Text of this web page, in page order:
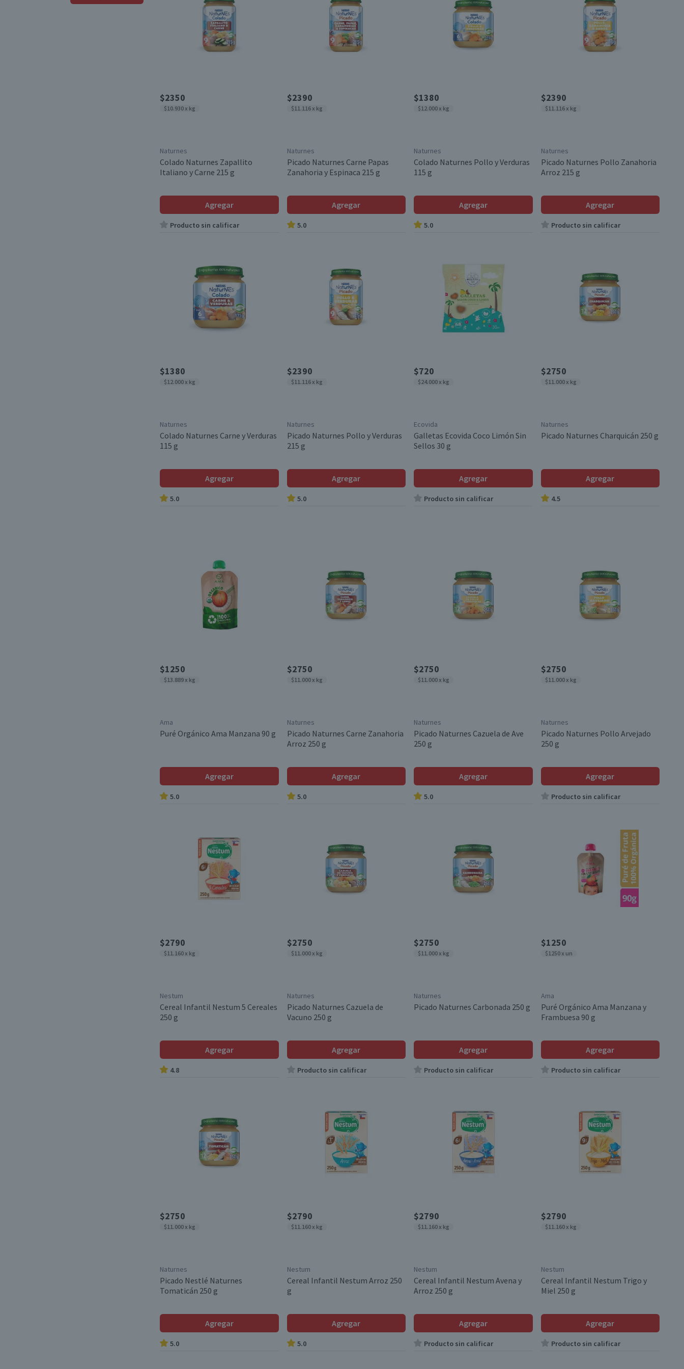
$2350
$10.930 x kg
Naturnes
Colado Naturnes Zapallito
Italiano y Carne 215 g
Agregar
Producto sin calificar
$2390
$11.116 x kg
Naturnes
Picado Naturnes Carne Papas
Zanahoria y Espinaca 215 g
Agregar
5.0
$1380
$12.000 x kg
Naturnes
Colado Naturnes Pollo y Verduras
115 g
Agregar
5.0
$2390
$11.116 x kg
Naturnes
Picado Naturnes Pollo Zanahoria
Arroz 215 g
Agregar
Producto sin calificar
$1380
$12.000 x kg
Naturnes
Colado Naturnes Carne y Verduras
115 g
Agregar
5.0
$2390
$11.116 x kg
Naturnes
Picado Naturnes Pollo y Verduras
215 g
Agregar
5.0
$720
$24.000 x kg
Ecovida
Galletas Ecovida Coco Limón Sin
Sellos 30 g
Agregar
Producto sin calificar
$2750
$11.000 x kg
Naturnes
Picado Naturnes Charquicán 250 g
Agregar
4.5
$1250
$13.889 x kg
Ama
Puré Orgánico Ama Manzana 90 g
Agregar
5.0
$2750
$11.000 x kg
Naturnes
Picado Naturnes Carne Zanahoria
Arroz 250 g
Agregar
5.0
$2750
$11.000 x kg
Naturnes
Picado Naturnes Cazuela de Ave
250 g
Agregar
5.0
$2750
$11.000 x kg
Naturnes
Picado Naturnes Pollo Arvejado
250 g
Agregar
Producto sin calificar
$2790
$11.160 x kg
Nestum
Cereal Infantil Nestum 5 Cereales
250 g
Agregar
4.8
$2750
$11.000 x kg
Naturnes
Picado Naturnes Cazuela de
Vacuno 250 g
Agregar
Producto sin calificar
$2750
$11.000 x kg
Naturnes
Picado Naturnes Carbonada 250 g
Agregar
Producto sin calificar
$1250
$1250 x un
Ama
Puré Orgánico Ama Manzana y
Frambuesa 90 g
Agregar
Producto sin calificar
$2750
$11.000 x kg
Naturnes
Picado Nestlé Naturnes
Tomaticán 250 g
Agregar
5.0
$2790
$11.160 x kg
Nestum
Cereal Infantil Nestum Arroz 250
g
Agregar
5.0
$2790
$11.160 x kg
Nestum
Cereal Infantil Nestum Avena y
Arroz 250 g
Agregar
Producto sin calificar
$2790
$11.160 x kg
Nestum
Cereal Infantil Nestum Trigo y
Miel 250 g
Agregar
Producto sin calificar